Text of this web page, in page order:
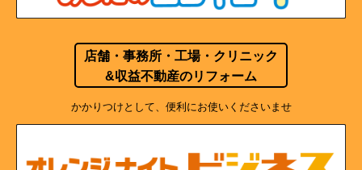
店舗・事務所・工場・クリニック
&収益不動産のリフォーム
かかりつけとして、便利にお使いくださいませ